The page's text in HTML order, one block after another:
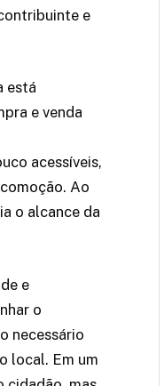
e
está
e venda
acessíveis,
Ao
o alcance da
e
o
necessário
local. Em um